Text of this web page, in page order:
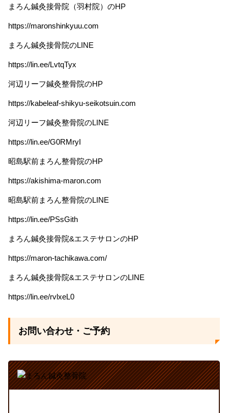
まろん鍼灸接骨院（羽村院）のHP
https://maronshinkyuu.com
まろん鍼灸接骨院のLINE
https://lin.ee/LvtqTyx
河辺リーフ鍼灸整骨院のHP
https://kabeleaf-shikyu-seikotsuin.com
河辺リーフ鍼灸整骨院のLINE
https://lin.ee/G0RMryI
昭島駅前まろん整骨院のHP
https://akishima-maron.com
昭島駅前まろん整骨院のLINE
https://lin.ee/PSsGith
まろん鍼灸接骨院&エステサロンのHP
https://maron-tachikawa.com/
まろん鍼灸接骨院&エステサロンのLINE
https://lin.ee/rvlxeL0
お問い合わせ・ご予約